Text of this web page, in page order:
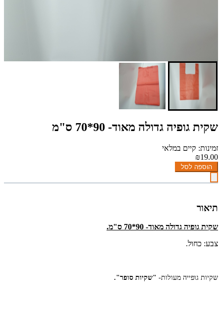
שקית גופיה גדולה מאוד- 90*70 ס"מ
זמינות: קיים במלאי
₪19.00
הוספה לסל
תיאור
שקית גופיה גדולה מאוד- 90*70 ס"מ.
צבע: כחול.
שקיות גופייה מעולות- "שקיות סופר".